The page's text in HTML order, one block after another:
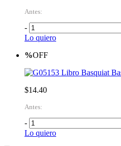
Antes:
-
Lo quiero
%OFF
Libro Basquiat
$14.40
Antes:
-
Lo quiero